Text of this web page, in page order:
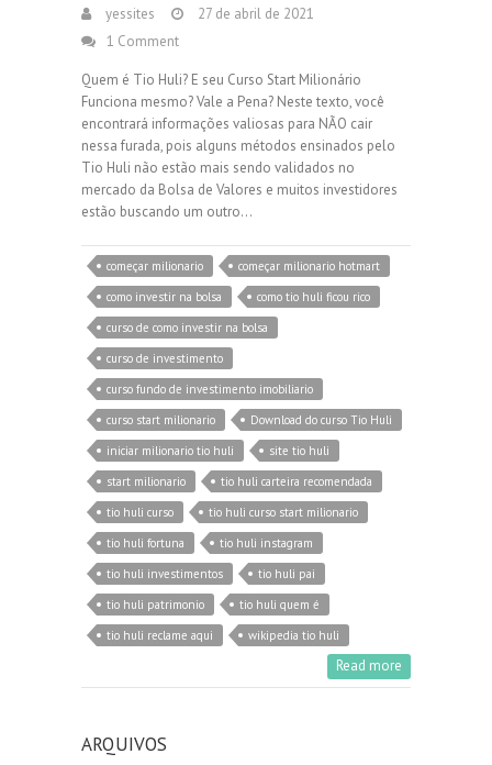
yessites
27 de abril de 2021
1 Comment
Quem é Tio Huli? E seu Curso Start Milionário
Funciona mesmo? Vale a Pena? Neste texto, você
encontrará informações valiosas para NÃO cair
nessa furada, pois alguns métodos ensinados pelo
Tio Huli não estão mais sendo validados no
mercado da Bolsa de Valores e muitos investidores
estão buscando um outro…
começar milionario
começar milionario hotmart
como investir na bolsa
como tio huli ficou rico
curso de como investir na bolsa
curso de investimento
curso fundo de investimento imobiliario
curso start milionario
Download do curso Tio Huli
iniciar milionario tio huli
site tio huli
start milionario
tio huli carteira recomendada
tio huli curso
tio huli curso start milionario
tio huli fortuna
tio huli instagram
tio huli investimentos
tio huli pai
tio huli patrimonio
tio huli quem é
tio huli reclame aqui
wikipedia tio huli
Read more
ARQUIVOS